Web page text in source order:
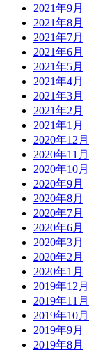
2021年9月
2021年8月
2021年7月
2021年6月
2021年5月
2021年4月
2021年3月
2021年2月
2021年1月
2020年12月
2020年11月
2020年10月
2020年9月
2020年8月
2020年7月
2020年6月
2020年3月
2020年2月
2020年1月
2019年12月
2019年11月
2019年10月
2019年9月
2019年8月